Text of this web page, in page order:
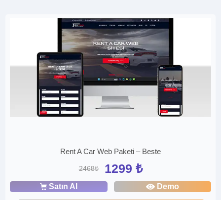
Rent A Car Web Paketi – Beste
2468₺ 1299 ₺
Satın Al Demo